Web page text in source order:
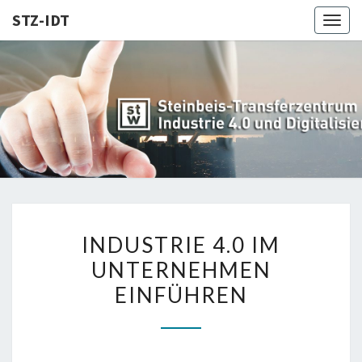
STZ-IDT
STZ-
IDT
Steinbeis-
Transferzentrum
für Industrie 4.0
Digitalisierung
4.0
IM
UNTERNEHMEN
INDUSTRIE 4.0 IM
UNTERNEHMEN
EINFÜHREN